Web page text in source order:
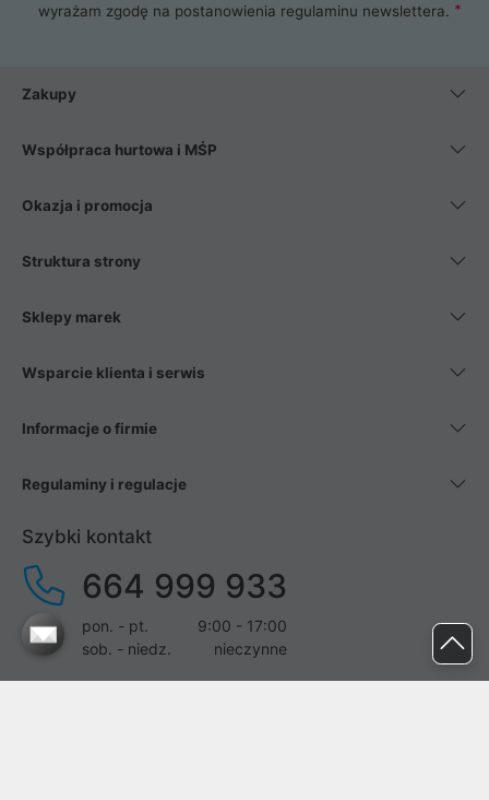
wyrażam zgodę na postanowienia regulaminu newslettera.
Zakupy
Współpraca hurtowa i MŚP
Okazja i promocja
Struktura strony
Sklepy marek
Wsparcie klienta i serwis
Informacje o firmie
Regulaminy i regulacje
Szybki kontakt
664 999 933
pon. - pt.
9:00 - 17:00
sob. - niedz.
nieczynne